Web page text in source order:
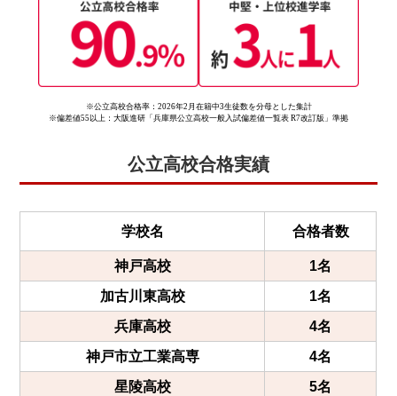
※公立高校合格率：2026年2月在籍中3生徒数を分母とした集計
※偏差値55以上：大阪進研「兵庫県公立高校一般入試偏差値一覧表 R7改訂版」準拠
公立高校合格実績
学校名 合格者数
神戸高校
1名
加古川東高校
1名
兵庫高校
4名
神戸市立工業高専
4名
星陵高校
5名